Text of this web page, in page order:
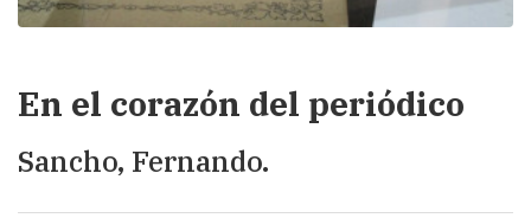
En el corazón del periódico
Sancho, Fernando.